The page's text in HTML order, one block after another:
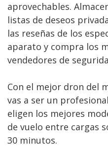
aprovechables.
listas de deseos
las reseñas de los
aparato y compra los
vendedores de
Con el mejor dron del
vas a ser un
eligen los mejores
de vuelo entre cargas
30 minutos.